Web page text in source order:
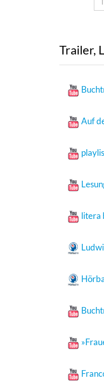
Trailer,
Auf
litera